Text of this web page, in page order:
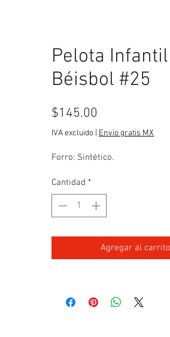
Pelota
Béisbol #25
$145.00
IVA excluido Envío gratis MX
Forro: Sintético.
Cantidad *
Agregar al carrito